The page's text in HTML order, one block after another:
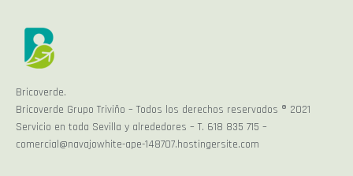
Bricoverde.
Bricoverde Grupo Triviño – Todos los derechos reservados ® 2021
Servicio en toda Sevilla y alrededores – T. 618 835 715 –
comercial@navajowhite-ape-148707.hostingersite.com